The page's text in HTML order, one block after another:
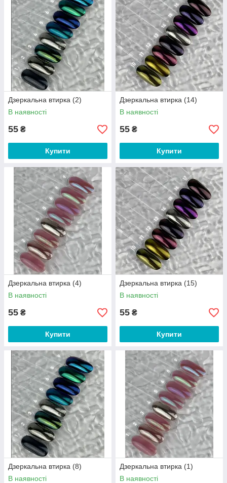
Дзеркальна втирка (2)
В наявності
55 ₴
Купити
Дзеркальна втирка (14)
В наявності
55 ₴
Купити
Дзеркальна втирка (4)
В наявності
55 ₴
Купити
Дзеркальна втирка (15)
В наявності
55 ₴
Купити
Дзеркальна втирка (8)
В наявності
Дзеркальна втирка (1)
В наявності